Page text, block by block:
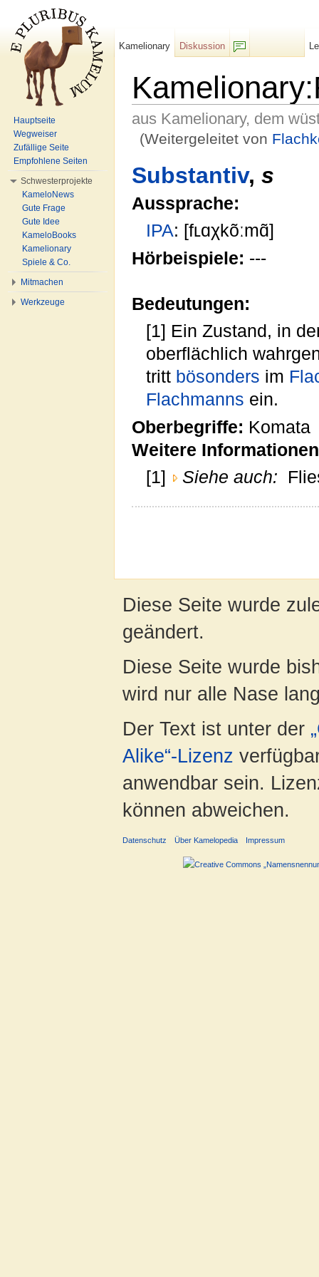
aus Kamelionary, dem
(Weitergeleitet von
Substantiv, s
Aussprache:
IPA: [fʟɑχkõːmɑ̃]
Hörbeispiele: ---
Bedeutungen:
[1] Ein Zustand, in
oberflächlich
tritt bösonders im
Flachmanns ein.
Oberbegriffe: Komata
Weitere
[1]
Siehe auch:
Kamelionary
Diskussion
Hauptseite
Wegweiser
Zufällige Seite
Empfohlene Seiten
Schwesterprojekte
KameloNews
Gute Frage
Gute Idee
KameloBooks
Kamelionary
Spiele & Co.
Mitmachen
Werkzeuge
Diese Seite wurde
geändert.
Diese Seite wurde
wird nur alle Nase
Der Text ist unter der
Alike“-Lizenz
anwendbar sein.
können abweichen.
Datenschutz Über Kamelopedia Impressum